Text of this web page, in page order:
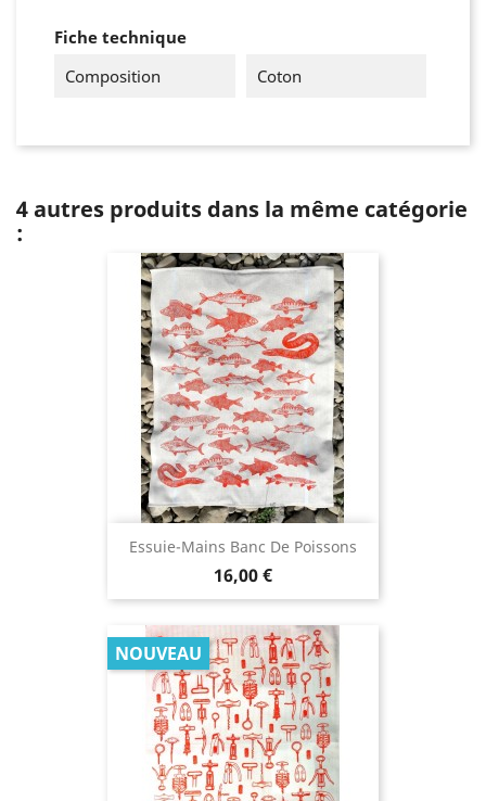
Fiche technique
Composition
Coton
4 autres produits dans la même catégorie
:
Essuie-Mains Banc De Poissons
Prix
16,00 €
NOUVEAU